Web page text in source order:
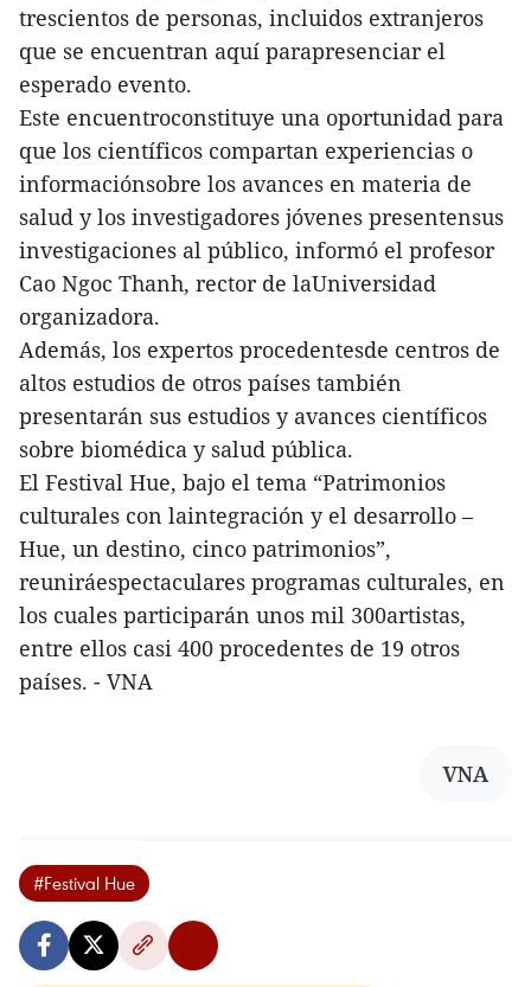
trescientos de personas, incluidos extranjeros
que se encuentran aquí parapresenciar el
esperado evento.
Este encuentroconstituye una oportunidad para
que los científicos compartan experiencias o
informaciónsobre los avances en materia de
salud y los investigadores jóvenes presentensus
investigaciones al público, informó el profesor
Cao Ngoc Thanh, rector de laUniversidad
organizadora.
Además, los expertos procedentesde centros de
altos estudios de otros países también
presentarán sus estudios y avances científicos
sobre biomédica y salud pública.
El Festival Hue, bajo el tema “Patrimonios
culturales con laintegración y el desarrollo –
Hue, un destino, cinco patrimonios”,
reuniráespectaculares programas culturales, en
los cuales participarán unos mil 300artistas,
entre ellos casi 400 procedentes de 19 otros
países. - VNA
VNA
#Festival Hue